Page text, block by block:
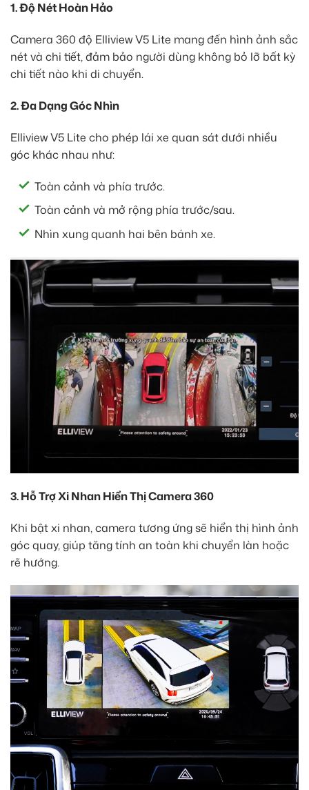
1. Độ Nét Hoàn Hảo
Camera 360 độ Elliview V5 Lite mang đến hình ảnh sắc
nét và chi tiết, đảm bảo người dùng không bỏ lỡ bất kỳ
chi tiết nào khi di chuyển.
2. Đa Dạng Góc Nhìn
Elliview V5 Lite cho phép lái xe quan sát dưới nhiều
góc khác nhau như:
Toàn cảnh và phía trước.
Toàn cảnh và mở rộng phía trước/sau.
Nhìn xung quanh hai bên bánh xe.
3. Hỗ Trợ Xi Nhan Hiển Thị Camera 360
Khi bật xi nhan, camera tương ứng sẽ hiển thị hình ảnh
góc quay, giúp tăng tính an toàn khi chuyển làn hoặc
rẽ hướng.